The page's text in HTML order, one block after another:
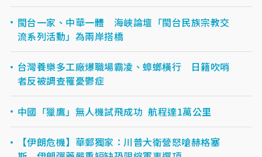
閩台一家、中華一體 海峽論壇「閩台民族宗教交
流系列活動」為兩岸搭橋
台灣養樂多工廠爆職場霸凌、蟑螂橫行 日籍吹哨
者反被調查罹憂鬱症
中國「獵鷹」無人機試飛成功 航程達1萬公里
【伊朗危機】華郵獨家：川普大衛營怒嗆赫格塞